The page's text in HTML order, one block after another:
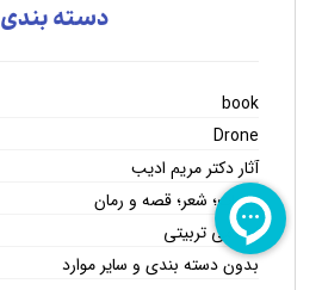
دسته بندی
book
Drone
آثار دکتر مریم ادیب
ادبیات؛ شعر؛ قصه و رمان
اسلامی تربیتی
بدون دسته بندی و سایر موارد